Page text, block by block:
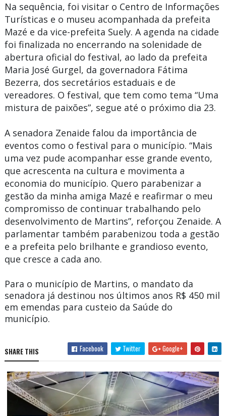
Na sequência, foi visitar o Centro de Informações
Turísticas e o museu acompanhada da prefeita
Mazé e da vice-prefeita Suely. A agenda na cidade
foi finalizada no encerrando na solenidade de
abertura oficial do festival, ao lado da prefeita
Maria José Gurgel, da governadora Fátima
Bezerra, dos secretários estaduais e de
vereadores. O festival, que tem como tema “Uma
mistura de paixões”, segue até o próximo dia 23.
A senadora Zenaide falou da importância de
eventos como o festival para o município. “Mais
uma vez pude acompanhar esse grande evento,
que acrescenta na cultura e movimenta a
economia do município. Quero parabenizar a
gestão da minha amiga Mazé e reafirmar o meu
compromisso de continuar trabalhando pelo
desenvolvimento de Martins”, reforçou Zenaide. A
parlamentar também parabenizou toda a gestão
e a prefeita pelo brilhante e grandioso evento,
que cresce a cada ano.
Para o município de Martins, o mandato da
senadora já destinou nos últimos anos R$ 450 mil
em emendas para custeio da Saúde do
município.
SHARE THIS Facebook Twitter Google+